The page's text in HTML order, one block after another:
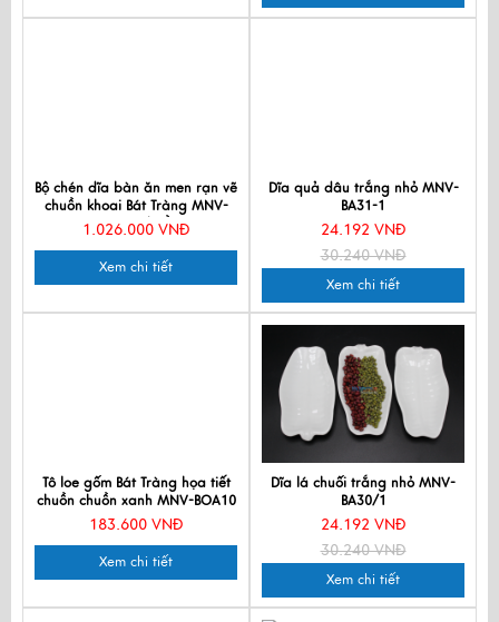
Bộ chén dĩa bàn ăn men rạn vẽ
chuồn khoai Bát Tràng MNV-
BBA02 Chuồn
1.026.000 VNĐ
Xem chi tiết
Dĩa quả dâu trắng nhỏ MNV-
BA31-1
24.192 VNĐ
30.240 VNĐ
Xem chi tiết
Tô loe gốm Bát Tràng họa tiết
chuồn chuồn xanh MNV-BOA10
183.600 VNĐ
Xem chi tiết
Dĩa lá chuối trắng nhỏ MNV-
BA30/1
24.192 VNĐ
30.240 VNĐ
Xem chi tiết